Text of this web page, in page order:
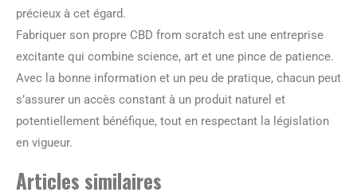
précieux à cet égard.
Fabriquer son propre CBD from scratch est une entreprise
excitante qui combine science, art et une pince de patience.
Avec la bonne information et un peu de pratique, chacun peut
s’assurer un accès constant à un produit naturel et
potentiellement bénéfique, tout en respectant la législation
en vigueur.
Articles similaires